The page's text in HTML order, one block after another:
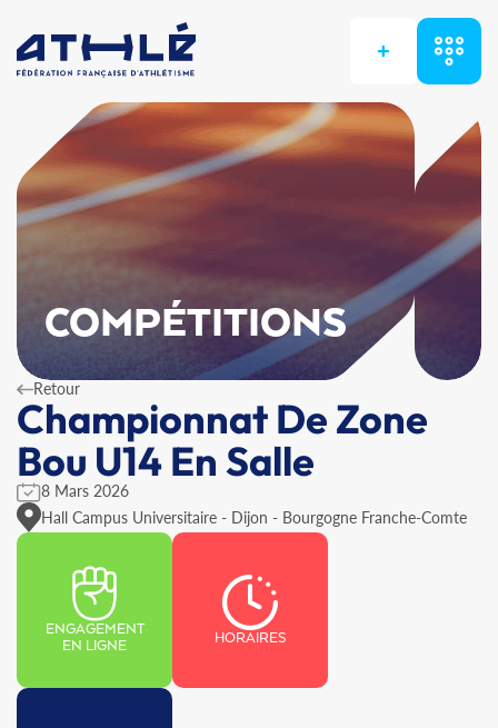
+
COMPÉTITIONS
Retour
Championnat De Zone
Bou U14 En Salle
8 Mars 2026
Hall Campus Universitaire - Dijon - Bourgogne Franche-Comte
ENGAGEMENT
EN LIGNE
HORAIRES